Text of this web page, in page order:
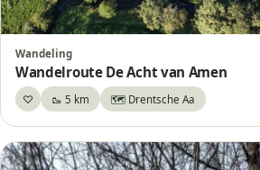
Wandeling
Wandelroute De Acht van Amen
♡Bewaar🥾 5 km 🗺️ Drentsche Aa